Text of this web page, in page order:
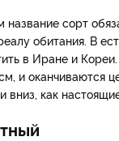
сорт
обитания. В
в Иране и
и оканчиваются
вниз, как